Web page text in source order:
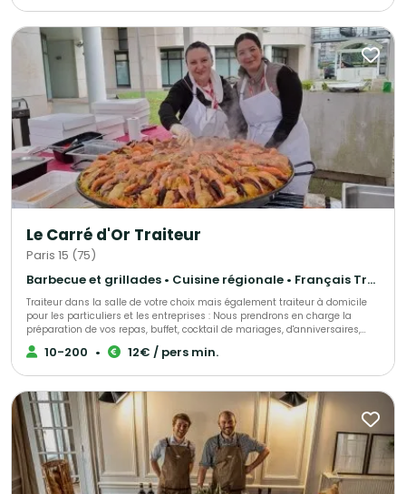
sociales.
Le Carré d'Or Traiteur
Paris 15 (75)
Barbecue et grillades • Cuisine régionale • Français Traditionnel
Traiteur dans la salle de votre choix mais également traiteur à domicile
pour les particuliers et les entreprises : Nous prendrons en charge la
préparation de vos repas, buffet, cocktail de mariages, d'anniversaires,
d'entrepises, ou simplement une livraison de votre met à domicile, sur
votre lieu de travail ou de votre choix. Nous sélectionnons nos produits
Notre cuisine authentique vous régalera et surprendra les plus fin
gourmet. N'hésitez pas à faire appel à nos services ! Spécialistes de
demandes de dernières minutes, nous saurons assurer votre événement
tel que : anniversaire surprise, deuil, fête de naissance et autres.
10-200 • 12€ / pers min.